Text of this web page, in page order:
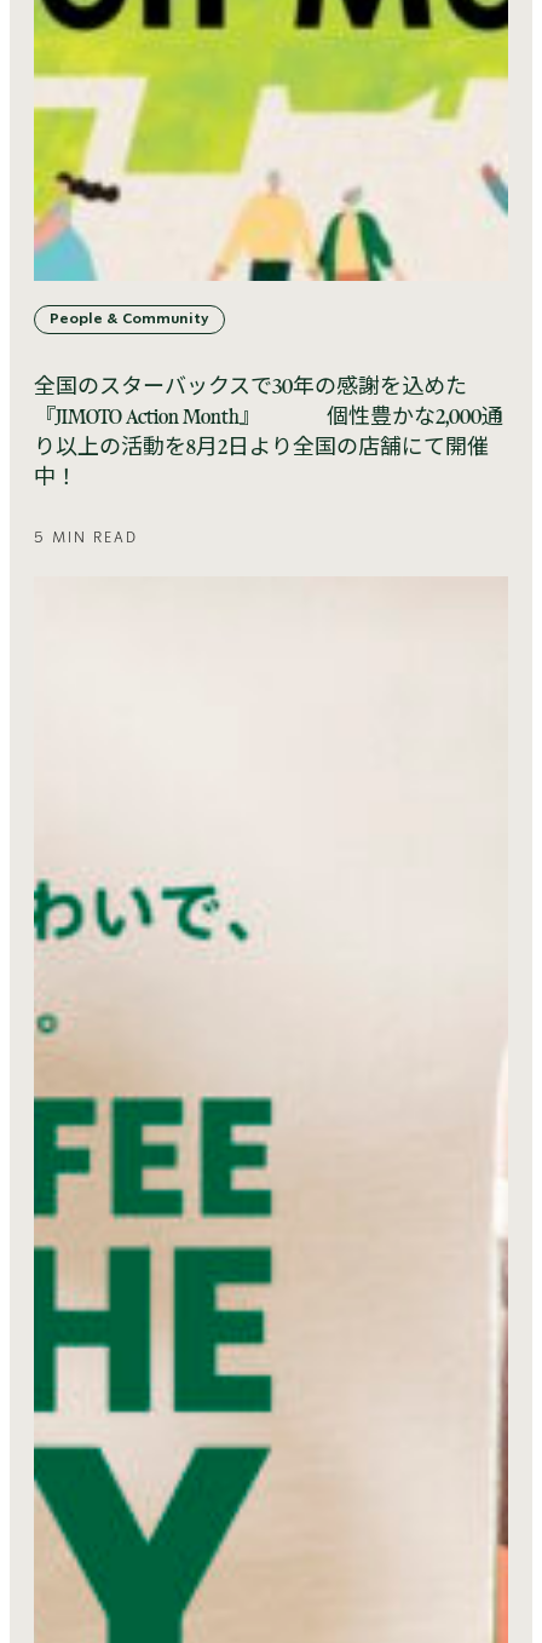
People & Community
全国のスターバックスで30年の感謝を込めた
『JIMOTO Action Month』 個性豊かな2,000通
り以上の活動を8月2日より全国の店舗にて開催
中！
5 MIN READ